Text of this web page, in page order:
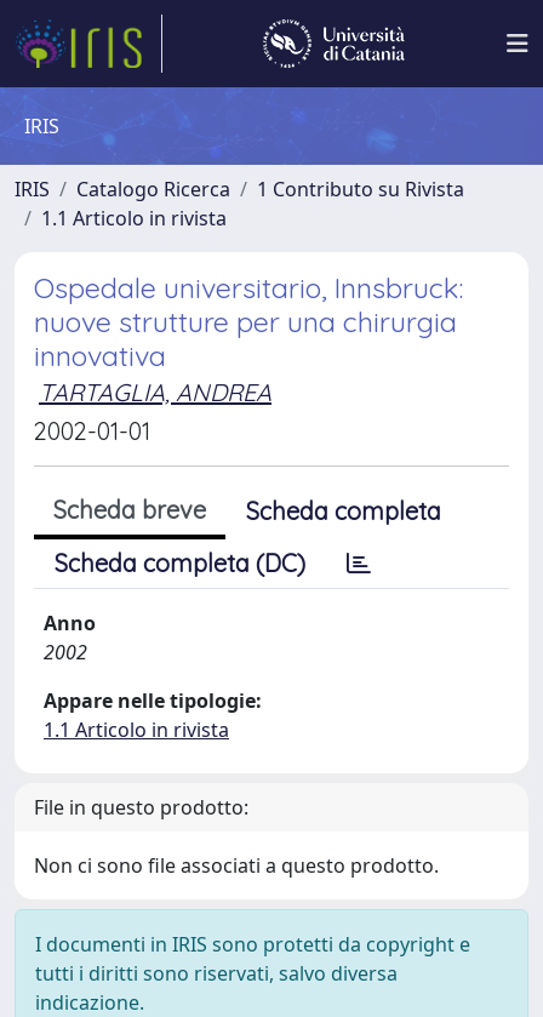
IRIS
IRIS Catalogo Ricerca
1 Contributo su Rivista
1.1 Articolo in rivista
Ospedale universitario, Innsbruck:
nuove strutture per una chirurgia
innovativa
TARTAGLIA, ANDREA
2002-01-01
Scheda breve
Scheda completa
Scheda completa (DC)
Anno
2002
Appare nelle tipologie:
1.1 Articolo in rivista
File in questo prodotto:
Non ci sono file associati a questo prodotto.
I documenti in IRIS sono protetti da copyright e
tutti i diritti sono riservati, salvo diversa
indicazione.